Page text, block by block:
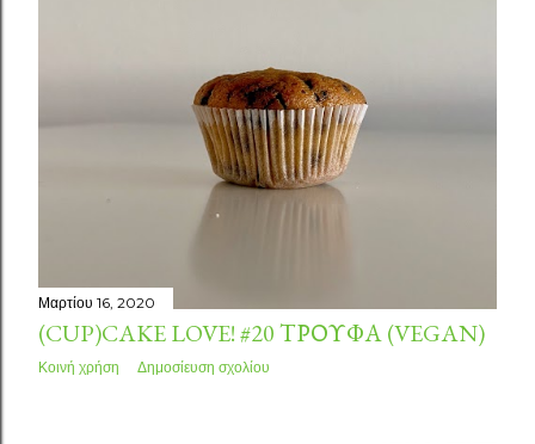
Μαρτίου 16, 2020
(CUP)CAKE LOVE! #20 ΤΡΟΎΦΑ (VEGAN)
Κοινή χρήση Δημοσίευση σχολίου